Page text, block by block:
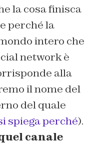
la cosa finisca
perché la
intero che
network è
alla
il nome del
del quale
spiega perché).
canale